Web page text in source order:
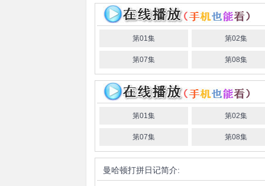
约瑟夫·费因斯 朱迪·惠特
约翰·霍奇金森 杰森·沃
鲍比·斯科菲尔德
Alfie
Middlemiss 弗朗西斯·洛
夫霍尔 Abdul Sessay 丹
尼尔·昆西·安诺 乔什·巴罗
雅各布·格林威 Edem-Ita
Shepherd
塔提阿娜·玛斯拉尼 杰克·
约翰逊 塔拉·萨莫斯 杰西·
詹妮弗·费林 查理·
莫瑞·金斯堡
多莉·德莱昂 Ani·Balan
Jianna·Platon
Nola·Wallace
Kiarra·Hamagami·Goldberg
艾
第01集 第02集
第07集 第08集
第01集 第02集
第07集 第08集
曼哈顿打拼日记简介: